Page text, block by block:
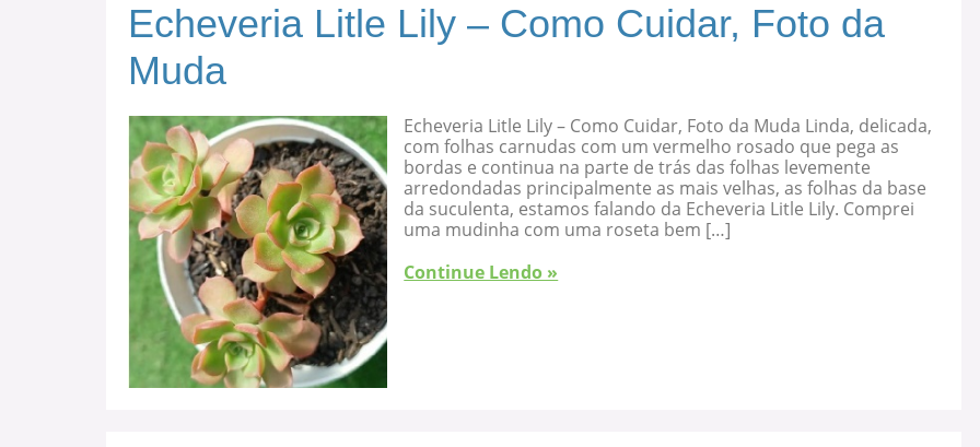
Echeveria Litle Lily – Como Cuidar, Foto da
Muda
Echeveria Litle Lily – Como Cuidar, Foto da Muda Linda, delicada,
com folhas carnudas com um vermelho rosado que pega as
bordas e continua na parte de trás das folhas levemente
arredondadas principalmente as mais velhas, as folhas da base
da suculenta, estamos falando da Echeveria Litle Lily. Comprei
uma mudinha com uma roseta bem […]
Continue Lendo »